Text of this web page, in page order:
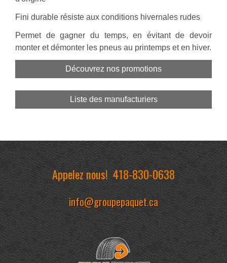
Fini durable résiste aux conditions hivernales rudes
Permet de gagner du temps, en évitant de devoir
monter et démonter les pneus au printemps et en hiver.
Découvrez nos promotions
Liste des manufacturiers
Appelez nous!418-830-0638
info@groupepaquet.ca